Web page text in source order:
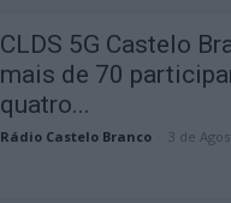
CLDS 5G Castelo
mais de 70
quatro...
Rádio Castelo Branco 3 de